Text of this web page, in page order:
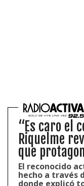
“Es caro el
Riquelme
que
El reconocido
hecho a través
donde explicó